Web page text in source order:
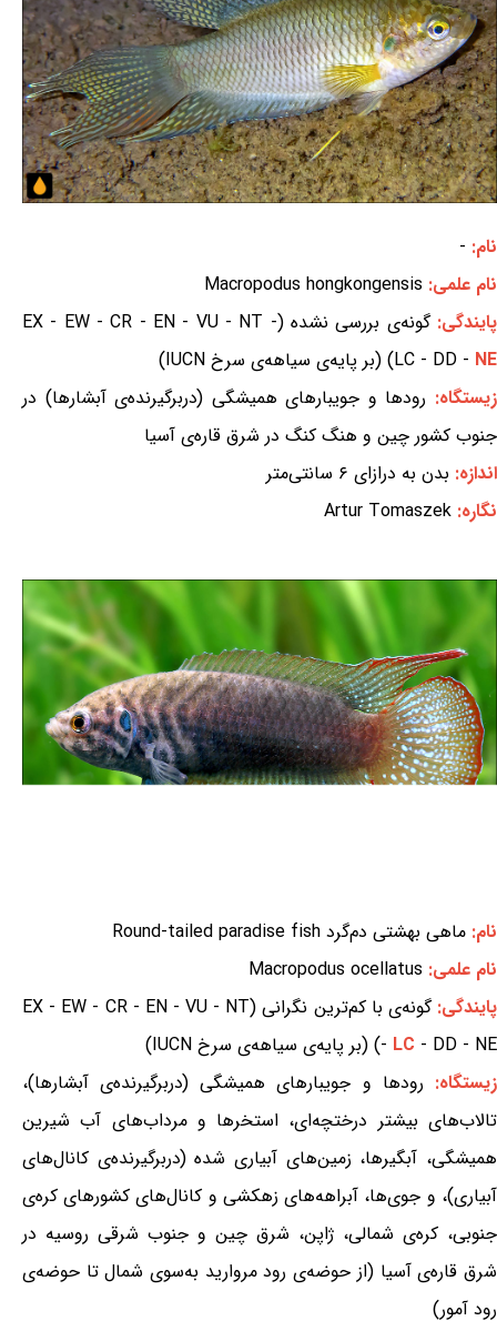
نام: -
نام علمی: Macropodus hongkongensis
پایندگی:
گونه‌ی بررسی نشده (EX - EW - CR - EN - VU - NT -
LC - DD - NE
) (بر پایه‌ی سیاهه‌ی سرخ IUCN)
زیستگاه: رودها و جویبارهای همیشگی (دربرگیرنده‌ی آبشارها) در
جنوب کشور چین و هنگ کنگ در شرق قاره‌ی آسیا
اندازه: بدن به درازای ۶ سانتی‌متر
نگاره: Artur Tomaszek
نام: ماهی بهشتی دم‌گرد Round-tailed paradise fish
نام علمی: Macropodus ocellatus
پایندگی:
گونه‌ی با کم‌ترین نگرانی (EX - EW - CR - EN - VU - NT
- LC - DD - NE) (بر پایه‌ی سیاهه‌ی سرخ IUCN)
زیستگاه: رودها و جویبارهای همیشگی (دربرگیرنده‌ی آبشارها)،
تالاب‌های بیشتر درختچه‌ای، استخرها و مرداب‌های آب شیرین
همیشگی، آبگیرها، زمین‌های آبیاری شده (دربرگیرنده‌ی کانال‌های
آبیاری)، و جوی‌ها، آبراهه‌های زهکشی و کانال‌های کشورهای کره‌ی
جنوبی، کره‌ی شمالی، ژاپن، شرق چین و جنوب شرقی روسیه در
شرق قاره‌ی آسیا (از حوضه‌ی رود مروارید به‌سوی شمال تا حوضه‌ی
رود آمور)